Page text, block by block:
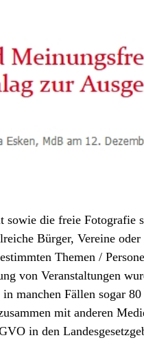
die freie Fotografie
Bürger, Vereine
Themen /
von Veranstaltungen
manchen Fällen sogar
mit anderen
in den